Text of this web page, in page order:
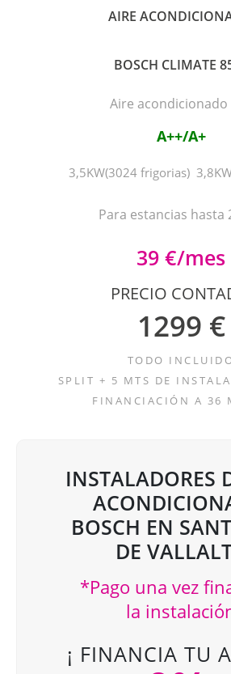
AIRE
BOSCH CLIMATE
Aire acondicionado
A++/A+
3,5KW(3024 frigorias)
Para estancias hasta
39 €/mes
PRECIO
1299 €
TODO
SPLIT + 5 MTS DE
FINANCIACIÓN A 36
INSTALADORES
BOSCH EN
DE
*Pago una vez
la
¡ FINANCIA TU